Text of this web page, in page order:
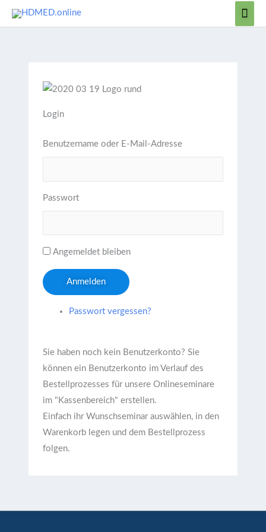
Zum
Login
Benutzername oder E-Mail-Adresse
Passwort
Angemeldet bleiben
Anmelden
Passwort vergessen?
Sie haben noch kein Benutzerkonto? Sie
können ein Benutzerkonto im Verlauf des
Bestellprozesses für unsere Onlineseminare
im "Kassenbereich" erstellen.
Einfach ihr Wunschseminar auswählen, in den
Warenkorb legen und dem Bestellprozess
folgen.